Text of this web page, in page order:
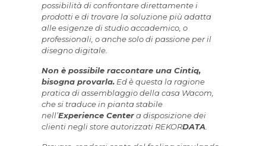
possibilità di confrontare direttamente i
prodotti e di trovare la soluzione più adatta
alle esigenze di studio accademico, o
professionali, o anche solo di passione per il
disegno digitale.
Non è possibile raccontare una Cintiq,
bisogna provarla.Ed è questa la ragione
pratica di assemblaggio della casa Wacom,
che si traduce in pianta stabile
nell’Experience Centera disposizione dei
clienti negli store autorizzati REKORDATA.